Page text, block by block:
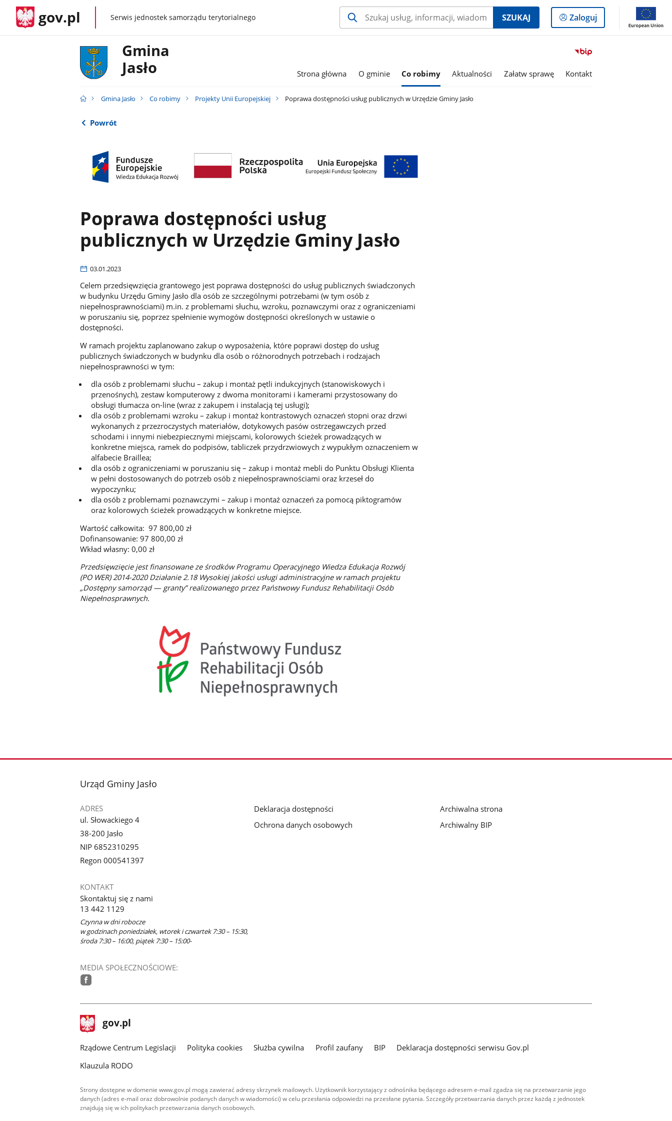
gov.pl gov.plSerwis jednostek samorządu terytorialnego SZUKAJ
Logowanie
do
Zaloguj
Przejdź
serwisu
Gmina
Jasło
Strona główna O gminie Co robimy Aktualności Załatw sprawę Kontakt
Gmina Jasło Co robimy Projekty Unii Europejskiej Poprawa dostępności usług publicznych w Urzędzie Gminy Jasło
Powrót
Poprawa dostępności usług
publicznych w Urzędzie Gminy Jasło
03.01.2023
Celem przedsięwzięcia grantowego jest poprawa dostępności do usług publicznych świadczonych
w budynku Urzędu Gminy Jasło dla osób ze szczególnymi potrzebami (w tym osób z
niepełnosprawnościami) m.in. z problemami słuchu, wzroku, poznawczymi oraz z ograniczeniami
w poruszaniu się, poprzez spełnienie wymogów dostępności określonych w ustawie o
dostępności.
W ramach projektu zaplanowano zakup o wyposażenia, które poprawi dostęp do usług
publicznych świadczonych w budynku dla osób o różnorodnych potrzebach i rodzajach
niepełnosprawności w tym:
dla osób z problemami słuchu – zakup i montaż pętli indukcyjnych (stanowiskowych i
przenośnych), zestaw komputerowy z dwoma monitorami i kamerami przystosowany do
obsługi tłumacza on-line (wraz z zakupem i instalacją tej usługi);
dla osób z problemami wzroku – zakup i montaż kontrastowych oznaczeń stopni oraz drzwi
wykonanych z przezroczystych materiałów, dotykowych pasów ostrzegawczych przed
schodami i innymi niebezpiecznymi miejscami, kolorowych ścieżek prowadzących w
konkretne miejsca, ramek do podpisów, tabliczek przydrzwiowych z wypukłym oznaczeniem w
alfabecie Braillea;
dla osób z ograniczeniami w poruszaniu się – zakup i montaż mebli do Punktu Obsługi Klienta
w pełni dostosowanych do potrzeb osób z niepełnosprawnościami oraz krzeseł do
wypoczynku;
dla osób z problemami poznawczymi – zakup i montaż oznaczeń za pomocą piktogramów
oraz kolorowych ścieżek prowadzących w konkretne miejsce.
Wartość całkowita: 97 800,00 zł
Dofinansowanie: 97 800,00 zł
Wkład własny: 0,00 zł
Przedsięwzięcie jest finansowane ze środków Programu Operacyjnego Wiedza Edukacja Rozwój
(PO WER) 2014-2020 Działanie 2.18 Wysokiej jakości usługi administracyjne w ramach projektu
„Dostępny samorząd — granty” realizowanego przez Państwowy Fundusz Rehabilitacji Osób
Niepełnosprawnych.
stopka
Urząd Gminy Jasło
ADRES
ul. Słowackiego 4
38-200 Jasło
NIP 6852310295
Regon 000541397
KONTAKT
Skontaktuj się z nami
13 442 1129
Czynna w dni robocze
w godzinach poniedziałek, wtorek i czwartek 7:30 – 15:30,
środa 7:30 – 16:00, piątek 7:30 – 15:00-
MEDIA SPOŁECZNOŚCIOWE:
Deklaracja dostępności
Ochrona danych osobowych
Archiwalna strona
Archiwalny BIP
stopka
gov.pl Strona
gov.pl
Rządowe Centrum Legislacji Polityka cookies Służba cywilna Profil zaufany BIP
Deklaracja dostępności serwisu Gov.pl
Klauzula RODO
Strony dostępne w domenie www.gov.pl mogą zawierać adresy skrzynek mailowych. Użytkownik korzystający z odnośnika będącego adresem e-mail zgadza się na przetwarzanie jego
danych (adres e-mail oraz dobrowolnie podanych danych w wiadomości) w celu przesłania odpowiedzi na przesłane pytania. Szczegóły przetwarzania danych przez każdą z jednostek
znajdują się w ich politykach przetwarzania danych osobowych.